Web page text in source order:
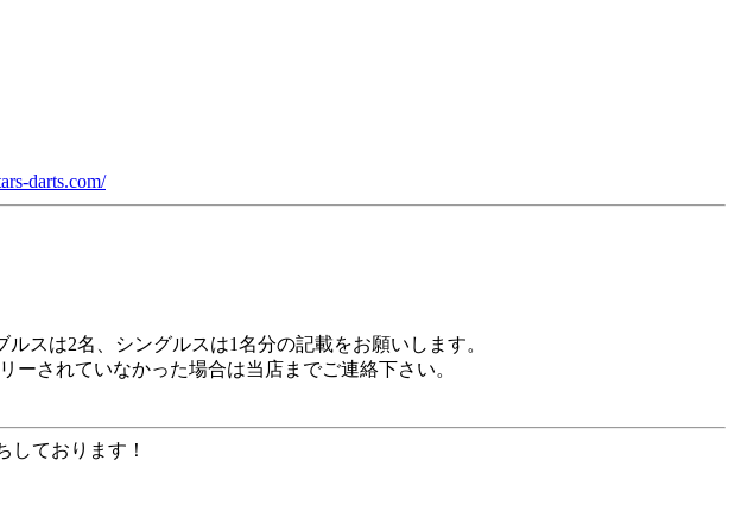
darts.com/
スは2名、シングルスは1名分の記載をお願いします。
されていなかった場合は当店までご連絡下さい。
しております！